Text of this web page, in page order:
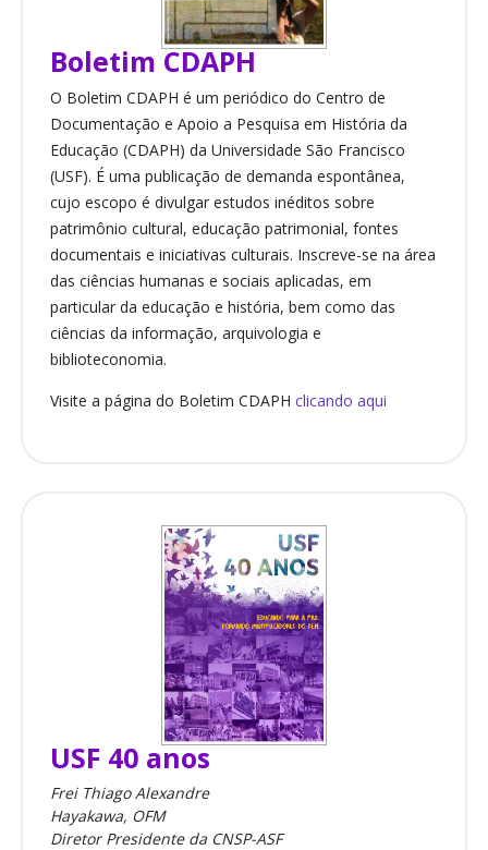
Boletim CDAPH
O Boletim CDAPH é um periódico do Centro de
Documentação e Apoio a Pesquisa em História da
Educação (CDAPH) da Universidade São Francisco
(USF). É uma publicação de demanda espontânea,
cujo escopo é divulgar estudos inéditos sobre
patrimônio cultural, educação patrimonial, fontes
documentais e iniciativas culturais. Inscreve-se na área
das ciências humanas e sociais aplicadas, em
particular da educação e história, bem como das
ciências da informação, arquivologia e
biblioteconomia.
Visite a página do Boletim CDAPH clicando aqui
USF 40 anos
Frei Thiago Alexandre
Hayakawa, OFM
Diretor Presidente da CNSP-ASF